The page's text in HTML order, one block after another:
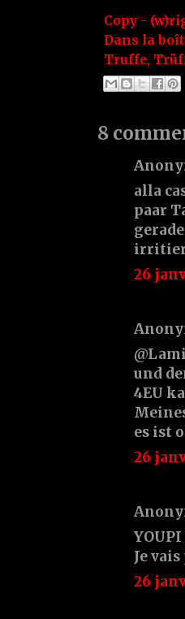
Copy -
Dans la
Truffe,
8
alla
paar
26
und
4EU
es ist
26
Je
26